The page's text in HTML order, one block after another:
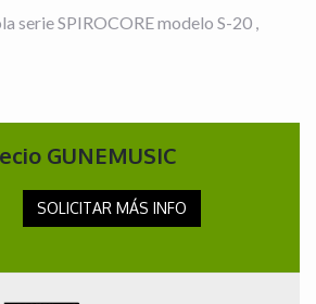
serie SPIROCORE modelo S-20 ,
GUNEMUSIC
SOLICITAR MÁS INFO